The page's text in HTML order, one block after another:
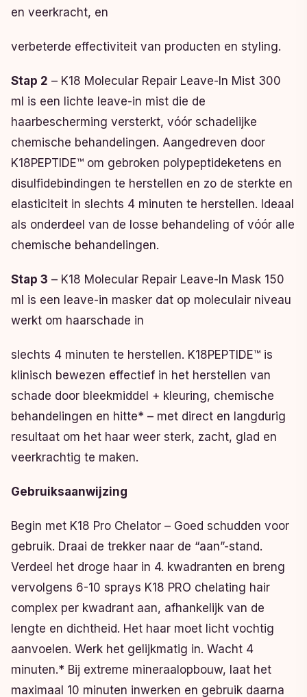
en veerkracht, en
verbeterde effectiviteit van producten en styling.
Stap 2 – K18 Molecular Repair Leave-In Mist 300
ml is een lichte leave-in mist die de
haarbescherming versterkt, vóór schadelijke
chemische behandelingen. Aangedreven door
K18PEPTIDE™ om gebroken polypeptideketens en
disulfidebindingen te herstellen en zo de sterkte en
elasticiteit in slechts 4 minuten te herstellen. Ideaal
als onderdeel van de losse behandeling of vóór alle
chemische behandelingen.
Stap 3 – K18 Molecular Repair Leave-In Mask 150
ml is een leave-in masker dat op moleculair niveau
werkt om haarschade in
slechts 4 minuten te herstellen. K18PEPTIDE™ is
klinisch bewezen effectief in het herstellen van
schade door bleekmiddel + kleuring, chemische
behandelingen en hitte* – met direct en langdurig
resultaat om het haar weer sterk, zacht, glad en
veerkrachtig te maken.
Gebruiksaanwijzing
Begin met K18 Pro Chelator – Goed schudden voor
gebruik. Draai de trekker naar de “aan”-stand.
Verdeel het droge haar in 4. kwadranten en breng
vervolgens 6-10 sprays K18 PRO chelating hair
complex per kwadrant aan, afhankelijk van de
lengte en dichtheid. Het haar moet licht vochtig
aanvoelen. Werk het gelijkmatig in. Wacht 4
minuten.* Bij extreme mineraalopbouw, laat het
maximaal 10 minuten inwerken en gebruik daarna